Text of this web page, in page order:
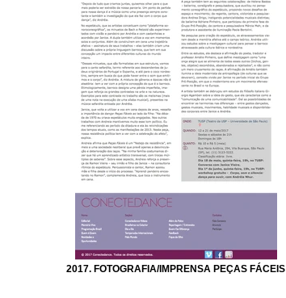
2017. FOTOGRAFIA/IMPRENSA PEÇAS FÁCEIS